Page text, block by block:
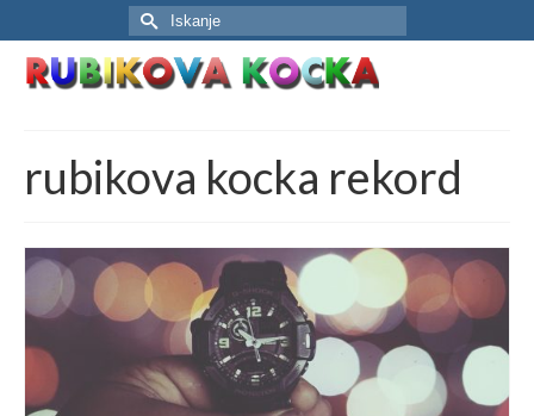
Search
for:
rubikova kocka rekord